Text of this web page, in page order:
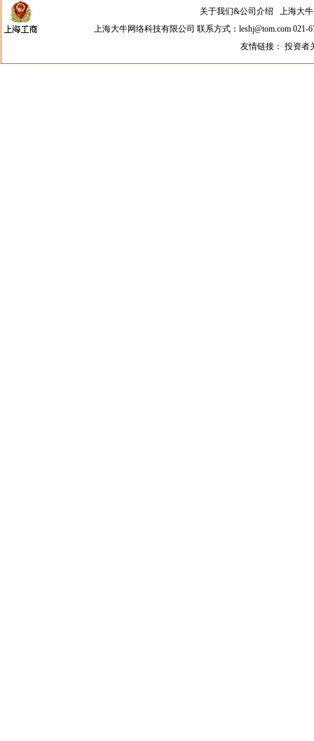
关于我们&公司介绍 上海大牛
上海大牛网络科技有限公司 联系方式：leshj@tom.com
友情链接：投资者